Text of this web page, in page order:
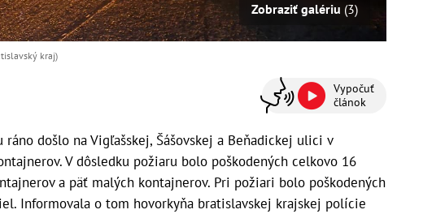
Zobraziť galériu (3)
kraj )
Vypočuť
článok
ráno došlo na Vigľašskej, Šášovskej a Beňadickej ulici v
V dôsledku požiaru bolo poškodených celkovo 16
a päť malých kontajnerov. Pri požiari bolo poškodených
Informovala o tom hovorkyňa bratislavskej krajskej polície